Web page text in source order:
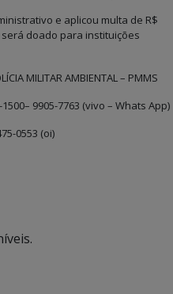
e aplicou multa de R$
será doado para instituições
MILITAR AMBIENTAL – PMMS
1500– 9905-7763 (vivo – Whats App)
0553 (oi)